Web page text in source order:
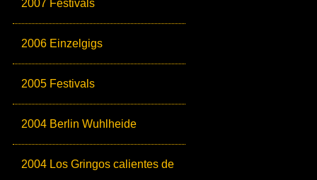
2007 Festivals
2006 Einzelgigs
2005 Festivals
2004 Berlin Wuhlheide
2004 Los Gringos calientes de